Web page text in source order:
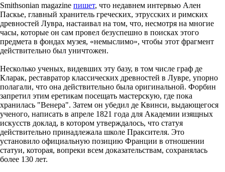
Smithsonian magazine пишет, что недавнем интервью Ален
Паскье, главный хранитель греческих, этрусских и римских
древностей Лувра, настаивал на том, что, несмотря на многие
часы, которые он сам провел безуспешно в поисках этого
предмета в фондах музея, «немыслимо», чтобы этот фрагмент
действительно был уничтожен.
Несколько ученых, видевших эту базу, в том числе граф де
Кларак, реставратор классических древностей в Лувре, упорно
полагали, что она действительно была оригинальной. Форбин
запретил этим еретикам посещать мастерскую, где пока
хранилась "Венера". Затем он убедил де Квинси, выдающегося
ученого, написать в апреле 1821 года для Академии изящных
искусств доклад, в котором утверждалось, что статуя
действительно принадлежала школе Праксителя. Это
установило официальную позицию Франции в отношении
статуи, которая, вопреки всем доказательствам, сохранялась
более 130 лет.